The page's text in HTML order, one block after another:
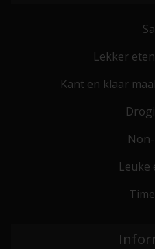
Lekker
Kant en klaar
Leuke